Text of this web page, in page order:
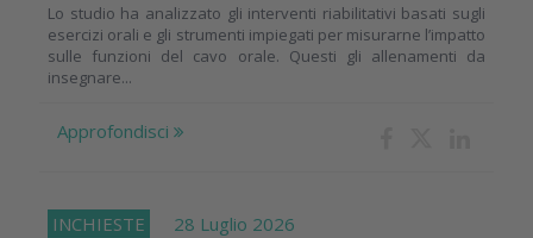
Lo studio ha analizzato gli interventi riabilitativi basati sugli
esercizi orali e gli strumenti impiegati per misurarne l’impatto
sulle funzioni del cavo orale. Questi gli allenamenti da
insegnare...
Approfondisci
INCHIESTE 28 Luglio 2026